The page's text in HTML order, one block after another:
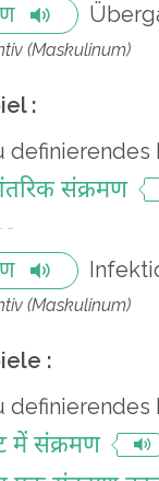
(Maskulinum)
:
definierendes
संक्रमण
(Maskulinum)
:
definierendes
में संक्रमण